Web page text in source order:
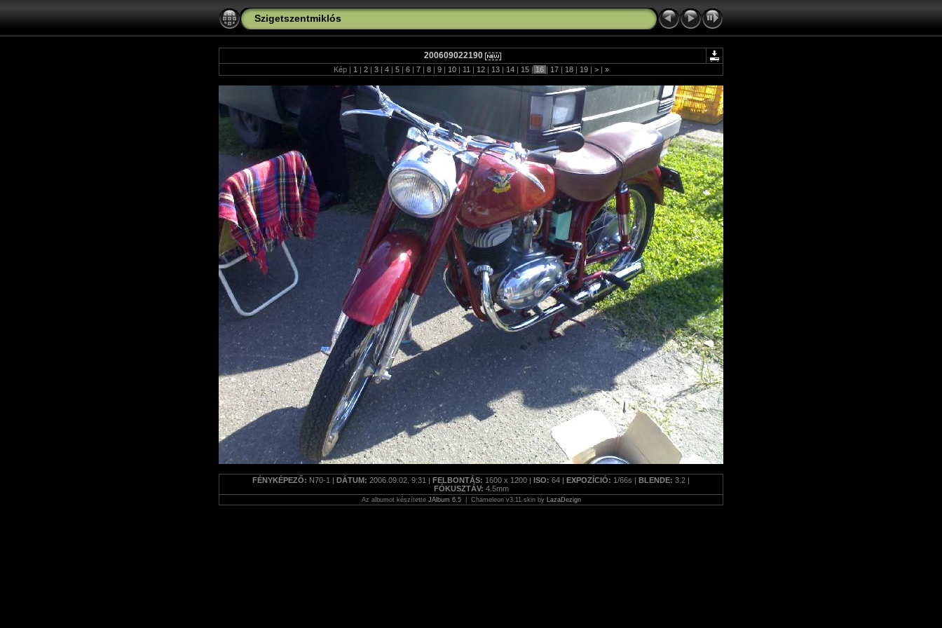
Szigetszentmiklós
200609022190
Kép | 1 | 2 | 3 | 4 | 5 | 6 | 7 | 8 | 9 | 10 | 11 | 12 | 13 | 14 | 15 | 16 | 17 | 18 | 19 | > | »
FÉNYKÉPEZŐ: N70-1 | DÁTUM: 2006.09.02. 9:31 | FELBONTÁS: 1600 x 1200 | ISO: 64 | EXPOZÍCIÓ: 1/66s | BLENDE: 3.2 |
FÓKUSZTÁV: 4.5mm
Az albumot készítette JAlbum 6.5| Chameleon v3.11 skin by LazaDezign